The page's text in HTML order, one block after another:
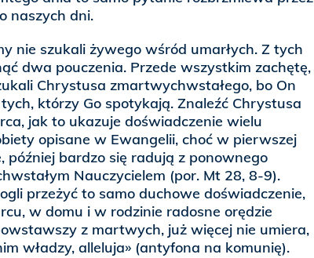
naszych dni.
nie szukali żywego wśród umarłych. Z tych
dwa pouczenia. Przede wszystkim zachętę,
Chrystusa zmartwychwstałego, bo On
którzy Go spotykają. Znaleźć Chrystusa
jak to ukazuje doświadczenie wielu
opisane w Ewangelii, choć w pierwszej
później bardzo się radują z ponownego
Nauczycielem (por. Mt 28, 8-9).
przeżyć to samo duchowe doświadczenie,
w domu i w rodzinie radosne orędzie
z martwych, już więcej nie umiera,
władzy, alleluja» (antyfona na komunię).